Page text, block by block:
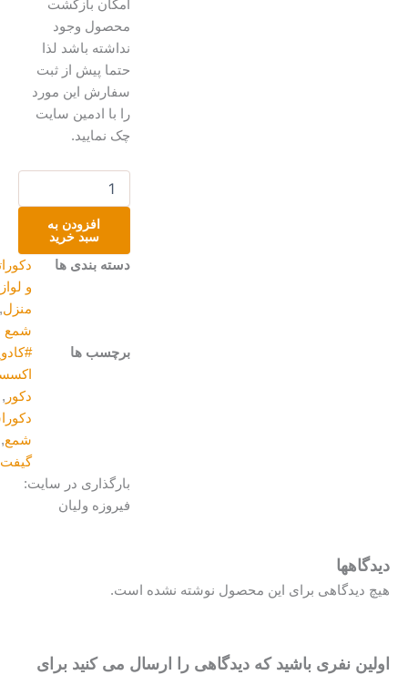
امکان بازگشت
محصول وجود
نداشته باشد لذا
حتما پیش از ثبت
سفارش این مورد
را با ادمین سایت
چک نمایید.
۱۰سانت
افزودن به
سبد خرید
دسته بندی ها
دکوراتیو
و لوازم
برچسب ها
#کادویی,
اکسسوری,
دکوراسیون,
کادو,
,هدیه
بارگذاری در سایت:
فیروزه ولیان
دیدگاهی برای این محصول نوشته نشده است.
نفری باشید که دیدگاهی را ارسال می کنید برای